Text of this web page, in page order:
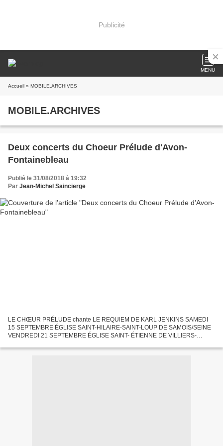
Publicité
MENU
Accueil » MOBILE.ARCHIVES
MOBILE.ARCHIVES
Deux concerts du Choeur Prélude d'Avon-
Fontainebleau
Publié le 31/08/2018 à 19:32
Par Jean-Michel Saincierge
LE CHŒUR PRÉLUDE chante LE REQUIEM DE KARL JENKINS SAMEDI
15 SEPTEMBRE ÉGLISE SAINT-HILAIRE-SAINT-LOUP DE SAMOIS/SEINE
VENDREDI 21 SEPTEMBRE ÉGLISE SAINT- ÉTIENNE DE VILLIERS-
objectif de faire...